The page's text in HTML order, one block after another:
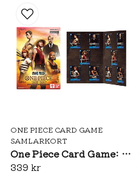
ONE PIECE CARD GAME
SAMLARKORT
One Piece Card Game: Premium Card Collection Live Action Edition (JP)
339 kr